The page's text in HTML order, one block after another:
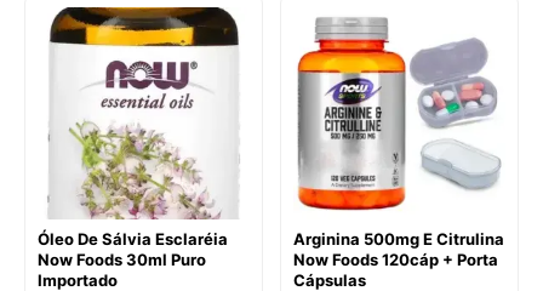
Óleo De Sálvia Esclaréia
Now Foods 30ml Puro
Importado
Arginina 500mg E Citrulina
Now Foods 120cáp + Porta
Cápsulas